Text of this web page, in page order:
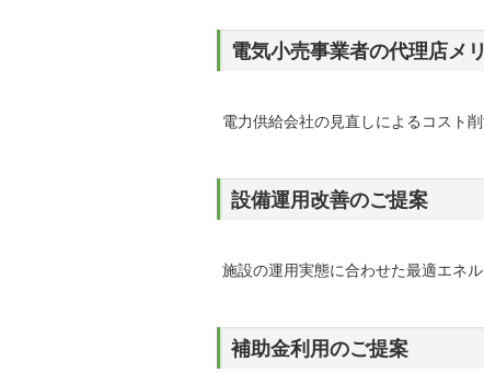
電気小売事業者の代理店メ
電力供給会社の見直しによるコスト
設備運用改善のご提案
施設の運用実態に合わせた最適エネ
補助金利用のご提案